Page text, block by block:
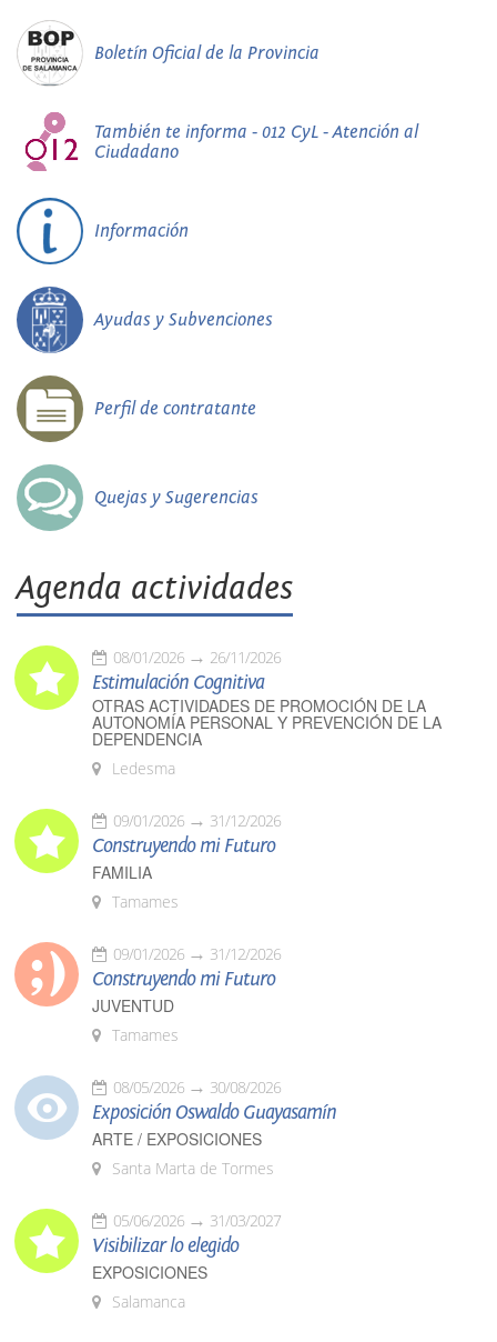
Boletín Oficial de la Provincia
También te informa - 012 CyL - Atención al
Ciudadano
Información
Ayudas y Subvenciones
Perfil de contratante
Quejas y Sugerencias
Agenda actividades
08/01/2026 26/11/2026
Estimulación Cognitiva
OTRAS ACTIVIDADES DE PROMOCIÓN DE LA
AUTONOMÍA PERSONAL Y PREVENCIÓN DE LA
DEPENDENCIA
Ledesma
09/01/2026 31/12/2026
Construyendo mi Futuro
FAMILIA
Tamames
09/01/2026 31/12/2026
Construyendo mi Futuro
JUVENTUD
Tamames
08/05/2026 30/08/2026
Exposición Oswaldo Guayasamín
ARTE / EXPOSICIONES
Santa Marta de Tormes
05/06/2026 31/03/2027
Visibilizar lo elegido
EXPOSICIONES
Salamanca